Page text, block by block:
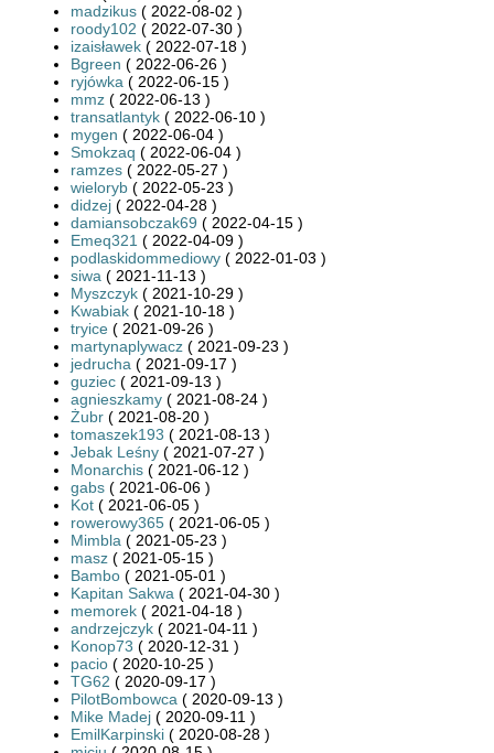
madzikus ( 2022-08-02 )
roody102 ( 2022-07-30 )
izaisławek ( 2022-07-18 )
Bgreen ( 2022-06-26 )
ryjówka ( 2022-06-15 )
mmz ( 2022-06-13 )
transatlantyk ( 2022-06-10 )
mygen ( 2022-06-04 )
Smokzaq ( 2022-06-04 )
ramzes ( 2022-05-27 )
wieloryb ( 2022-05-23 )
didzej ( 2022-04-28 )
damiansobczak69 ( 2022-04-15 )
Emeq321 ( 2022-04-09 )
podlaskidommediowy ( 2022-01-03 )
siwa ( 2021-11-13 )
Myszczyk ( 2021-10-29 )
Kwabiak ( 2021-10-18 )
tryice ( 2021-09-26 )
martynaplywacz ( 2021-09-23 )
jedrucha ( 2021-09-17 )
guziec ( 2021-09-13 )
agnieszkamy ( 2021-08-24 )
Żubr ( 2021-08-20 )
tomaszek193 ( 2021-08-13 )
Jebak Leśny ( 2021-07-27 )
Monarchis ( 2021-06-12 )
gabs ( 2021-06-06 )
Kot ( 2021-06-05 )
rowerowy365 ( 2021-06-05 )
Mimbla ( 2021-05-23 )
masz ( 2021-05-15 )
Bambo ( 2021-05-01 )
Kapitan Sakwa ( 2021-04-30 )
memorek ( 2021-04-18 )
andrzejczyk ( 2021-04-11 )
Konop73 ( 2020-12-31 )
pacio ( 2020-10-25 )
TG62 ( 2020-09-17 )
PilotBombowca ( 2020-09-13 )
Mike Madej ( 2020-09-11 )
EmilKarpinski ( 2020-08-28 )